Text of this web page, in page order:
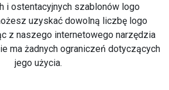
i ostentacyjnych szablonów logo
uzyskać dowolną liczbę logo
z naszego internetowego narzędzia
ma żadnych ograniczeń dotyczących
jego użycia.